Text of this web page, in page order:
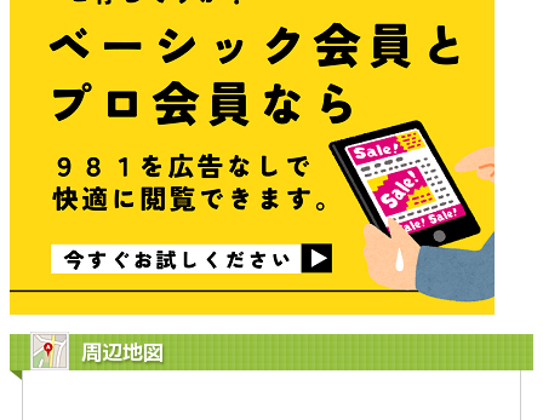
周辺地図